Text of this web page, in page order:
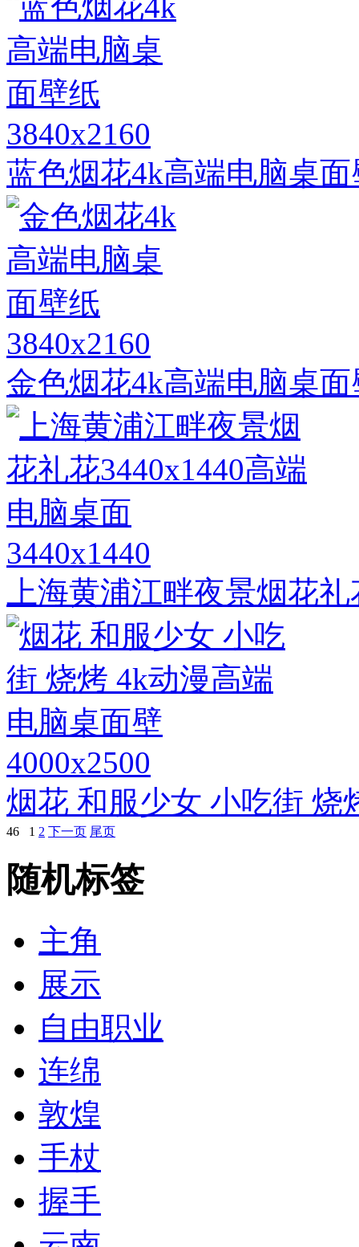
3840x2160
蓝色烟花4k高端电脑桌面
3840x2160
金色烟花4k高端电脑桌面
3440x1440
上海黄浦江畔夜景烟花
4000x2500
烟花 和服少女 小吃街 烧
46 1 2 下一页 尾页
随机标签
主角
展示
自由职业
连绵
敦煌
手杖
握手